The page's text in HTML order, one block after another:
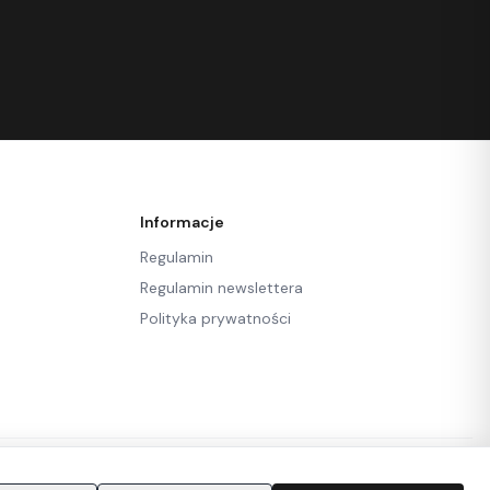
Informacje
Regulamin
Regulamin newslettera
Polityka prywatności